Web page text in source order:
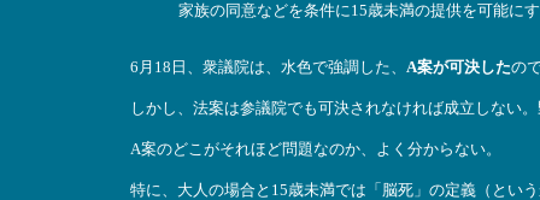
家族の同意などを条件に15歳未満の提供を可能に
6月18日、衆議院は、水色で強調した、 A案が可決したの
しかし、法案は参議院でも可決されなければ成立しない
A案のどこがそれほど問題なのか、よく分からない。
特に、大人の場合と15歳未満では「脳死」の定義（とい